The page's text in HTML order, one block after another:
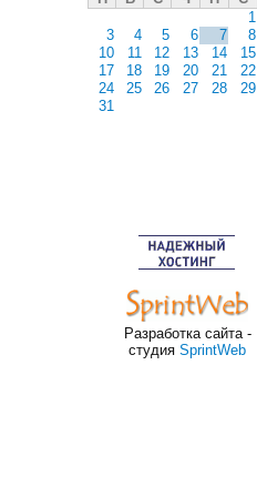
1
3
4 5 6 7 8
10
11 12 13 14 15
17
18 19 20 21 22
24
25 26 27 28 29
31
Разработка сайта -
студия SprintWeb